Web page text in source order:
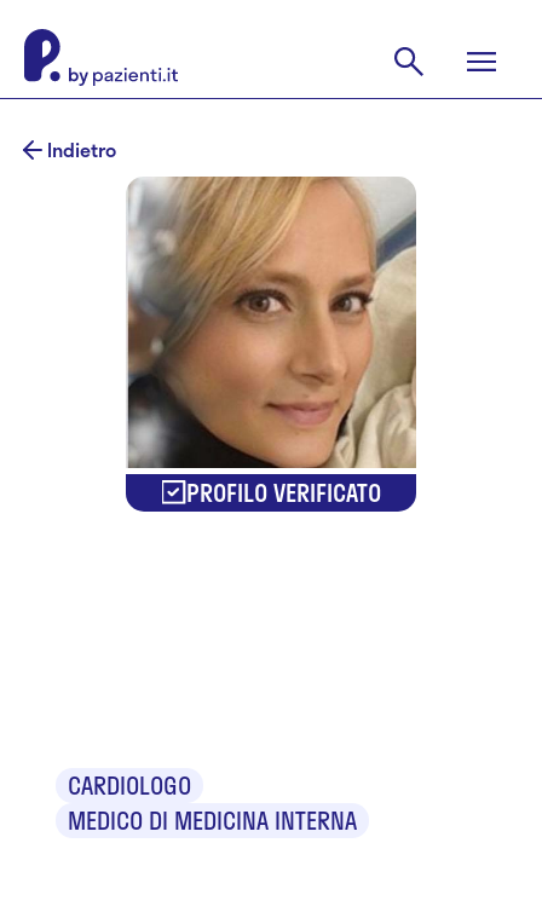
Indietro
PROFILO VERIFICATO
CARDIOLOGO
MEDICO DI MEDICINA INTERNA